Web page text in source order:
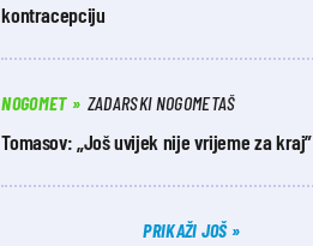
kontracepciju
NOGOMET ZADARSKI NOGOMETAŠ
Tomasov: „Još uvijek nije vrijeme za kraj”
PRIKAŽI JOŠ